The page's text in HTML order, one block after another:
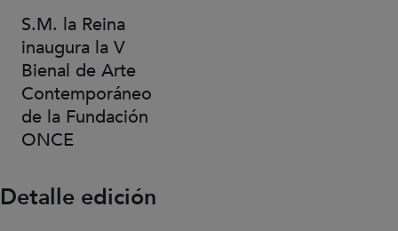
S.M. la Reina
inaugura la V
Bienal de Arte
Contemporáneo
de la Fundación
ONCE
Detalle edición